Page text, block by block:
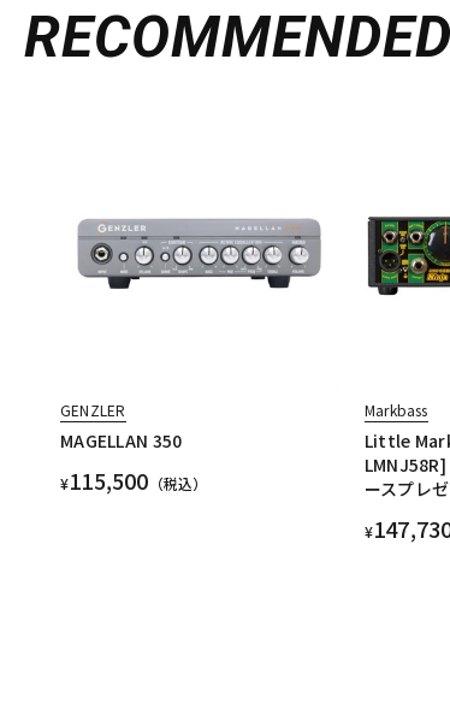
RECOMMENDED
GENZLER
MAGELLAN 350
¥115,500 （税込）
Markbass
Little
ースプレゼ
¥